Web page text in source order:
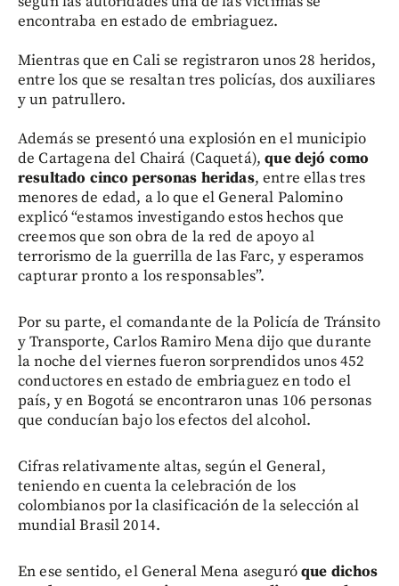
encontraba en estado de embriaguez.
Mientras que en Cali se registraron unos 28 heridos,
entre los que se resaltan tres policías, dos auxiliares
y un patrullero.
Además se presentó una explosión en el municipio
de Cartagena del Chairá (Caquetá),que dejó como
resultado cinco personas heridas, entre ellas tres
menores de edad, a lo que el General Palomino
explicó “estamos investigando estos hechos que
creemos que son obra de la red de apoyo al
terrorismo de la guerrilla de las Farc, y esperamos
capturar pronto a los responsables”.
Por su parte, el comandante de la Policía de Tránsito
y Transporte, Carlos Ramiro Mena dijo que durante
la noche del viernes fueron sorprendidos unos 452
conductores en estado de embriaguez en todo el
país, y en Bogotá se encontraron unas 106 personas
que conducían bajo los efectos del alcohol.
Cifras relativamente altas, según el General,
teniendo en cuenta la celebración de los
colombianos por la clasificación de la selección al
mundial Brasil 2014.
En ese sentido, el General Mena aseguróque dichos